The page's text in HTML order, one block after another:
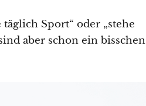
Sport“ oder „stehe
aber schon ein bisschen